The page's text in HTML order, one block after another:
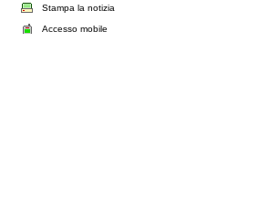
Stampa la notizia
Accesso mobile